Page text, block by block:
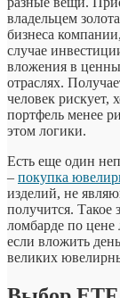
владельцем
бизнеса
случае
вложения в
отраслях.
человек рискует,
портфель менее
этом логики.
Есть еще один
– покупка
изделий, не
получится. Такое
ломбарде по
если вложить
великих